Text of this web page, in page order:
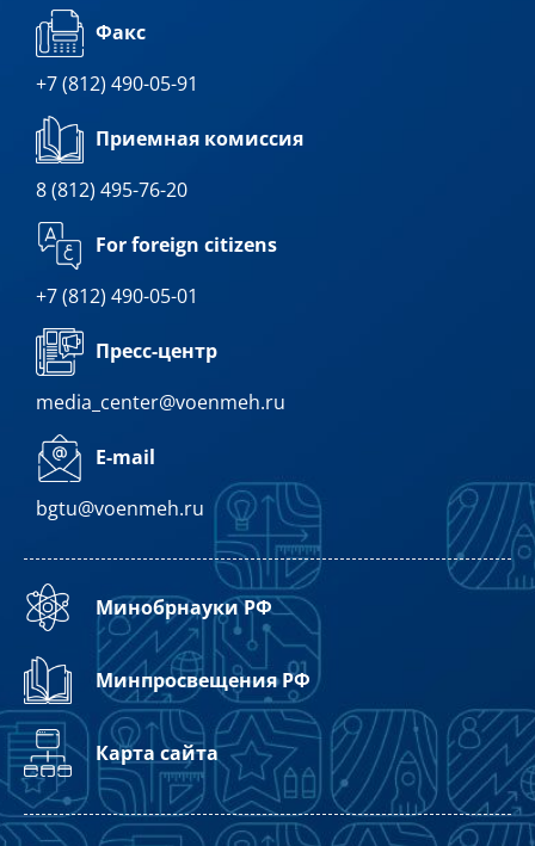
Факс
+7 (812) 490-05-91
Приемная комиссия
8 (812) 495-76-20
For foreign citizens
+7 (812) 490-05-01
Пресс-центр
media_center@voenmeh.ru
E-mail
bgtu@voenmeh.ru
Минобрнауки РФ
Минпросвещения РФ
Карта сайта